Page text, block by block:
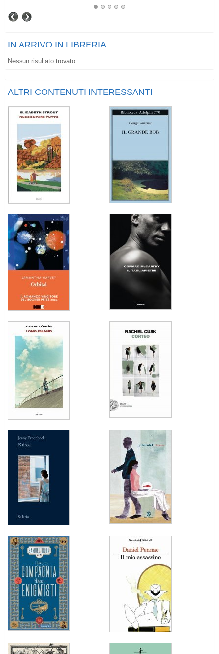
IN ARRIVO IN LIBRERIA
Nessun risultato trovato
ALTRI CONTENUTI INTERESSANTI